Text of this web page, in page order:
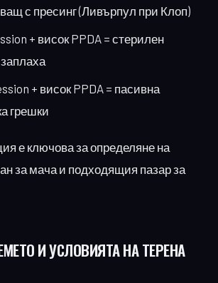
с пресинг (Ливърпул при Клоп)
+ висок PPDA = стерилен
+ висок PPDA = пасивна
грешки
е ключова за определяне на
за мача и подходящия пазар за
И УСЛОВИЯТА НА ТЕРЕНА